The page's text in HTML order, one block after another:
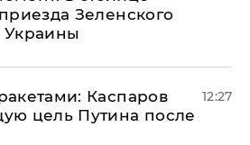
Зеленского
Украины
Каспаров
цель Путина после
12:27